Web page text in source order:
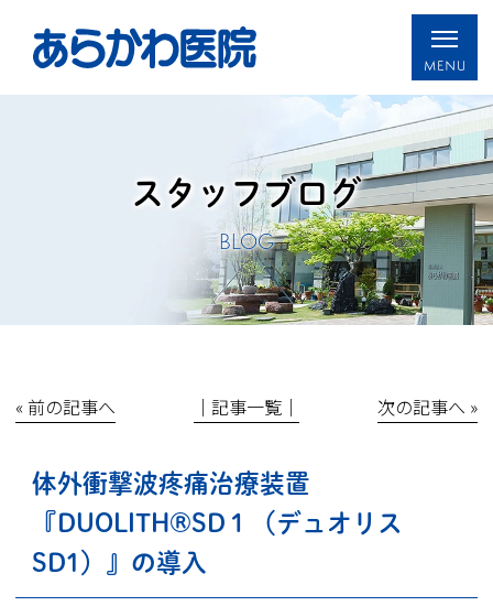
スタッフブログ
BLOG
« 前の記事へ │記事一覧│ 次の記事へ »
体外衝撃波疼痛治療装置
『DUOLITH®SD１（デュオリス
SD1）』の導入